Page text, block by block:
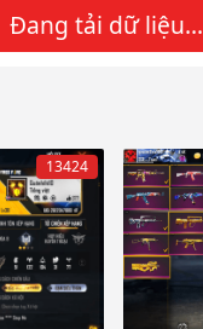
Đang tải dữ liệu...
13424